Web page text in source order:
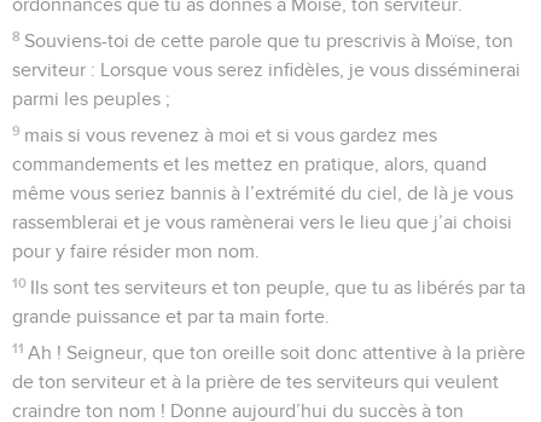
ordonnances que tu as donnés à Moïse, ton serviteur.
8 Souviens-toi de cette parole que tu prescrivis à Moïse, ton
serviteur : Lorsque vous serez infidèles, je vous disséminerai
parmi les peuples ;
9 mais si vous revenez à moi et si vous gardez mes
commandements et les mettez en pratique, alors, quand
même vous seriez bannis à l’extrémité du ciel, de là je vous
rassemblerai et je vous ramènerai vers le lieu que j’ai choisi
pour y faire résider mon nom.
10 Ils sont tes serviteurs et ton peuple, que tu as libérés par ta
grande puissance et par ta main forte.
11 Ah ! Seigneur, que ton oreille soit donc attentive à la prière
de ton serviteur et à la prière de tes serviteurs qui veulent
craindre ton nom ! Donne aujourd’hui du succès à ton